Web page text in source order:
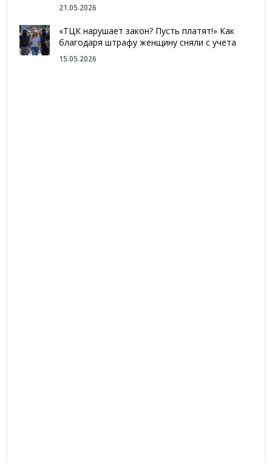
21.05.2026
«ТЦК нарушает закон? Пусть платят!» Как
благодаря штрафу женщину сняли с учета
15.05.2026